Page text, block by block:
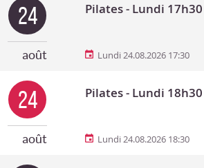
24
août
Pilates - Lundi 17h30
Lundi 24.08.2026 17:30
24
août
Pilates - Lundi 18h30
Lundi 24.08.2026 18:30